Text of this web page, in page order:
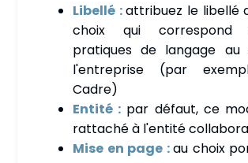
Libellé :attribuez le libellé
choix qui
pratiques de langage au
l'entreprise (par
Cadre)
Entité : par défaut, ce
rattaché à l'entité
Mise en page :au choix